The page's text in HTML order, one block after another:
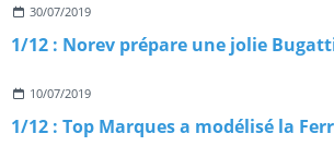
30/07/2019
1/12 : Norev prépare une jolie
10/07/2019